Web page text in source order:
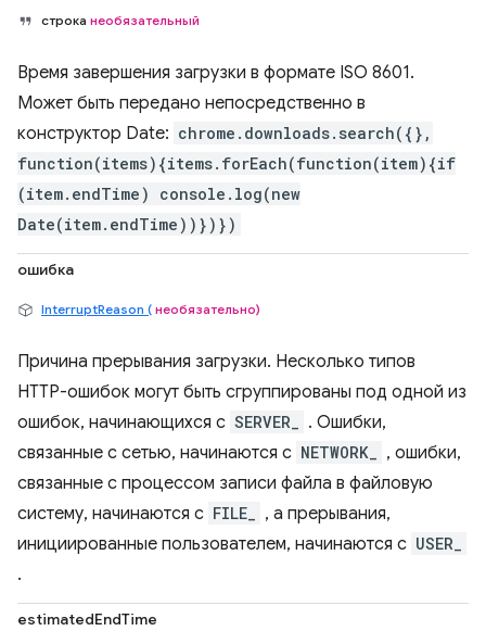
строка необязательный
Время завершения загрузки в формате ISO 8601.
Может быть передано непосредственно в
конструктор Date: chrome.downloads.search({},
function(items){items.forEach(function(item){if
(item.endTime) console.log(new
Date(item.endTime))})})
ошибка
InterruptReason ( необязательно)
Причина прерывания загрузки. Несколько типов
HTTP-ошибок могут быть сгруппированы под одной из
ошибок, начинающихся с SERVER_
. Ошибки,
связанные с сетью, начинаются с NETWORK_
, ошибки,
связанные с процессом записи файла в файловую
систему, начинаются с FILE_
, а прерывания,
инициированные пользователем, начинаются с USER_
.
estimatedEndTime